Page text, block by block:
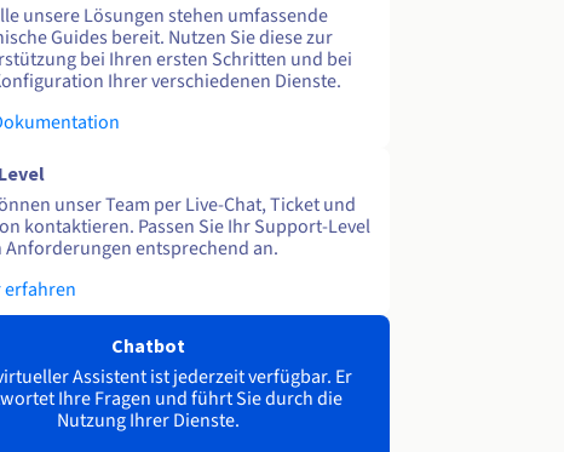
unsere Lösungen stehen umfassende
Guides bereit. Nutzen Sie diese zur
bei Ihren ersten Schritten und bei
Ihrer verschiedenen Dienste.
unser Team per Live-Chat, Ticket und
kontaktieren. Passen Sie Ihr Support-Level
Anforderungen entsprechend an.
erfahren
Chatbot
Assistent ist jederzeit verfügbar. Er
Ihre Fragen und führt Sie durch die
Nutzung Ihrer Dienste.